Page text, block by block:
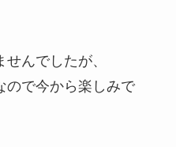
んでしたが、
ので今から楽しみで